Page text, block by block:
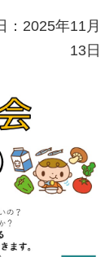
2025年11月
13日